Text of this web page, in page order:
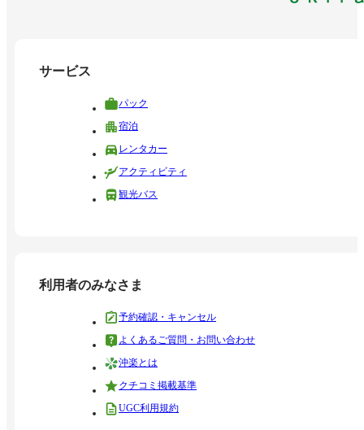
サービス
パック
宿泊
レンタカー
アクティビティ
観光バス
利用者のみなさま
予約確認・キャンセル
よくあるご質問・お問い合わせ
沖楽とは
クチコミ掲載基準
UGC利用規約